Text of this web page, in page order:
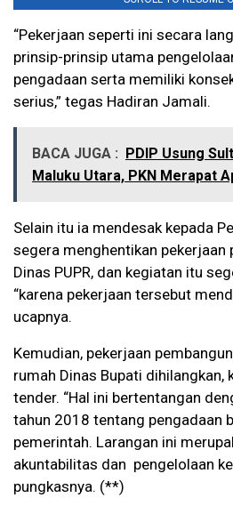
“Pekerjaan seperti ini secara
prinsip-prinsip utama
pengadaan serta memiliki
serius,” tegas Hadiran Jamali.
BACA JUGA : PDIP Usung
Maluku Utara, PKN Merapat
Selain itu ia mendesak kepada
segera menghentikan pekerjaan
Dinas PUPR, dan kegiatan itu
“karena pekerjaan tersebut
ucapnya.
Kemudian, pekerjaan
rumah Dinas Bupati dihilangkan,
tender. “Hal ini bertentangan
tahun 2018 tentang pengadaan
pemerintah. Larangan ini
akuntabilitas dan pengelolaan
pungkasnya. (**)